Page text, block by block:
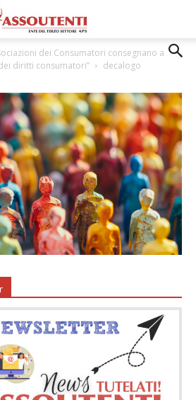
dei Consumatori consegnano a
diritti consumatori”
decalogo